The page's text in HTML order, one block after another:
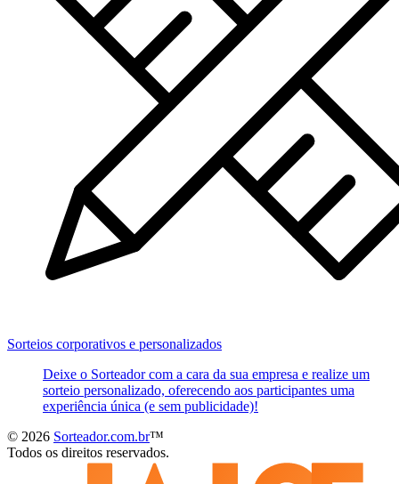
Sorteios corporativos e personalizados
Deixe o Sorteador com a cara da sua empresa e realize um
sorteio personalizado, oferecendo aos participantes uma
experiência única (e sem publicidade)!
© 2026 Sorteador.com.br™
Todos os direitos reservados.